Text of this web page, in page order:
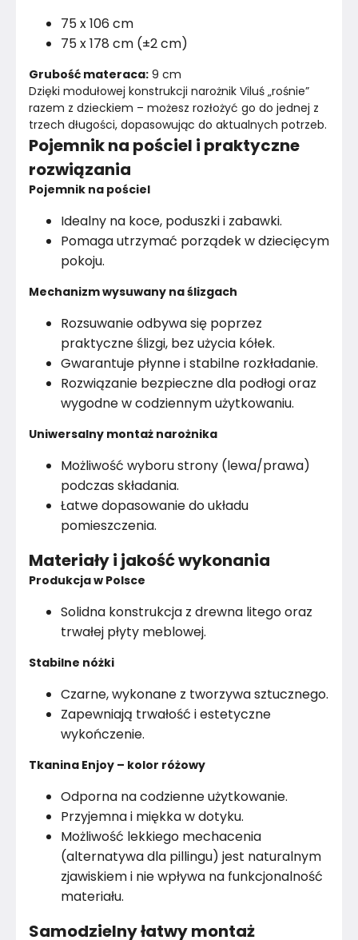
75 x 106 cm
75 x 178 cm (±2 cm)
Grubość materaca: 9 cm
Dzięki modułowej konstrukcji narożnik Viluś „rośnie”
razem z dzieckiem – możesz rozłożyć go do jednej z
trzech długości, dopasowując do aktualnych potrzeb.
Pojemnik na pościel i praktyczne
rozwiązania
Pojemnik na pościel
Idealny na koce, poduszki i zabawki.
Pomaga utrzymać porządek w dziecięcym
pokoju.
Mechanizm wysuwany na ślizgach
Rozsuwanie odbywa się poprzez
praktyczne ślizgi, bez użycia kółek.
Gwarantuje płynne i stabilne rozkładanie.
Rozwiązanie bezpieczne dla podłogi oraz
wygodne w codziennym użytkowaniu.
Uniwersalny montaż narożnika
Możliwość wyboru strony (lewa/prawa)
podczas składania.
Łatwe dopasowanie do układu
pomieszczenia.
Materiały i jakość wykonania
Produkcja w Polsce
Solidna konstrukcja z drewna litego oraz
trwałej płyty meblowej.
Stabilne nóżki
Czarne, wykonane z tworzywa sztucznego.
Zapewniają trwałość i estetyczne
wykończenie.
Tkanina Enjoy – kolor różowy
Odporna na codzienne użytkowanie.
Przyjemna i miękka w dotyku.
Możliwość lekkiego mechacenia
(alternatywa dla pillingu) jest naturalnym
zjawiskiem i nie wpływa na funkcjonalność
materiału.
Samodzielny łatwy montaż